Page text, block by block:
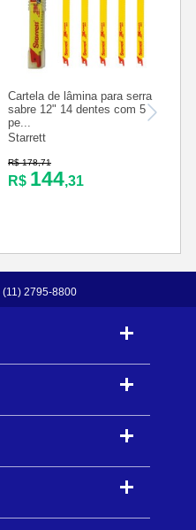
Cartela de lâmina para serra
sabre 12" 14 dentes com 5
pe...
Starrett
R$ 178,71
R$ 144,31
(11) 2795-8800
-
-